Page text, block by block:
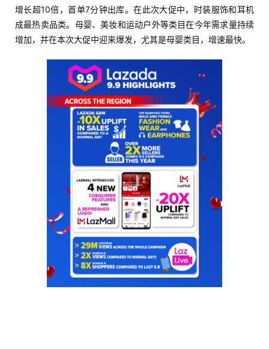
增长超10倍，首单7分钟出库。在此次大促中，时装服饰和耳机
成最热卖品类。母婴、美妆和运动户外等类目在今年需求量持续
增加，并在本次大促中迎来爆发，尤其是母婴类目，增速最快。